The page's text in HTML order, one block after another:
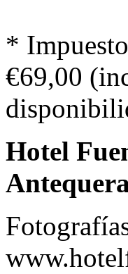
*
€69,00
Hotel